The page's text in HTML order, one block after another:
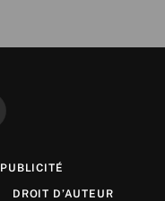
PUBLICITÉ
DROIT D’AUTEUR